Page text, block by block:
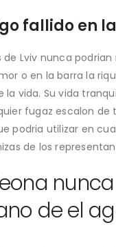
fallido en
de Lviv nunca
o en la barra la
la vida. Su vida
fugaz escalon de
podria utilizar en
de los
de el